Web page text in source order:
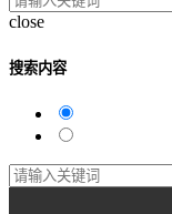
close
搜索内容